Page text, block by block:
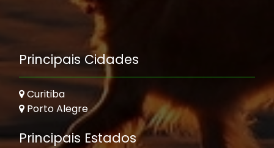
Principais Cidades
Curitiba
Porto Alegre
Principais Estados